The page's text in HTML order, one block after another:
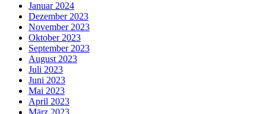
Januar 2024
Dezember 2023
November 2023
Oktober 2023
September 2023
August 2023
Juli 2023
Juni 2023
Mai 2023
April 2023
März 2023